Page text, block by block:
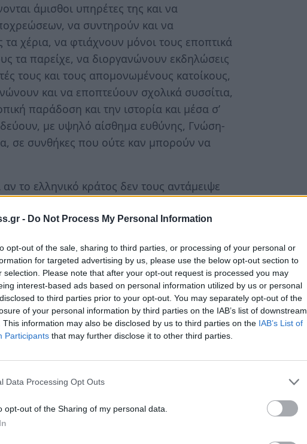
- Do Not Process My Personal Information
opt-out of the sale, sharing to third parties, or processing of your personal or
for targeted advertising by us, please use the below opt-out section to
selection. Please note that after your opt-out request is processed you may
interest-based ads based on personal information utilized by us or personal
to third parties prior to your opt-out. You may separately opt-out of the
of your personal information by third parties on the IAB’s list of downstream
This information may also be disclosed by us to third parties on the IAB’s List of
Participants that may further disclose it to other third parties.
Data Processing Opt Outs
opt-out of the Sharing of my personal data.
άμισθοι υπηρέτες της και να
να συντηρούν και να
τα χέρια, να φτιάχνουν μόνοι τους εποπτικά
τα παρείχε, να διοργανώνουν εκδηλώσεις
τους και τους απομονωμένους κατοίκους,
και να εποπτεύουν σχολικά συσσίτια,
παράδοση και την ιστορία και μέσα σ’
με υψηλό αίσθημα ευθύνης, Γνώση-
σε συνθήκες που ούτε καν μπορούν να
το ελληνικό κράτος δεν τους αντάμειψε
αγάπη, η μνήμη και η εκτίμηση
των κατοίκων των χωριών μας, σ’
πανάξια ανταμοιβή τους.